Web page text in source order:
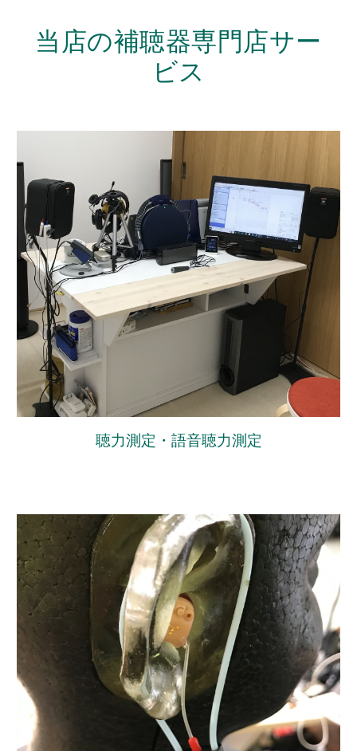
当店の補聴器専門店サー
ビス
聴力測定・語音聴力測定